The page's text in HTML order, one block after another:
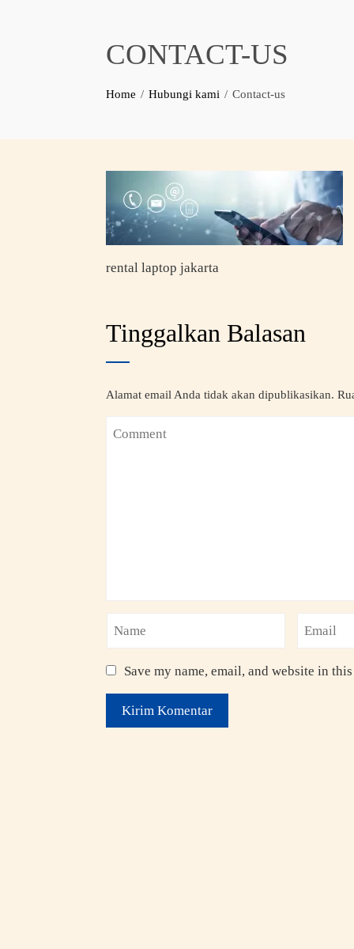
CONTACT-US
Home Hubungi kami Contact-us
rental laptop jakarta
Tinggalkan Balasan
Alamat email Anda tidak akan dipublikasikan.
Save my name, email, and website in